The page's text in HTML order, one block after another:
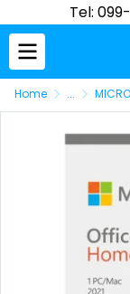
Tel:
Home ...